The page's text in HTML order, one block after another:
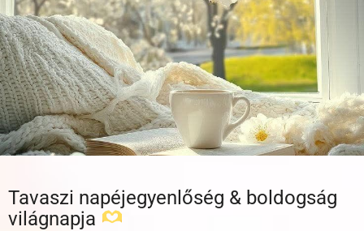
Tavaszi napéjegyenlőség & boldogság
világnapja